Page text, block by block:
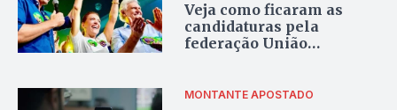
Veja como ficaram as
candidaturas pela
federação União
MONTANTE APOSTADO